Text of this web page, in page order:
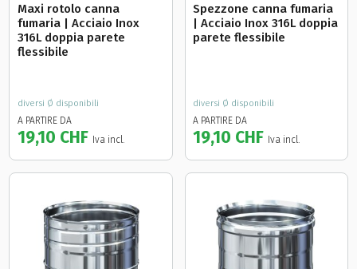
Maxi rotolo canna
fumaria | Acciaio Inox
316L doppia parete
flessibile
diversi Ø disponibili
A PARTIRE DA
19,10 CHF Iva incl.
Spezzone canna fumaria
| Acciaio Inox 316L doppia
parete flessibile
diversi Ø disponibili
A PARTIRE DA
19,10 CHF Iva incl.